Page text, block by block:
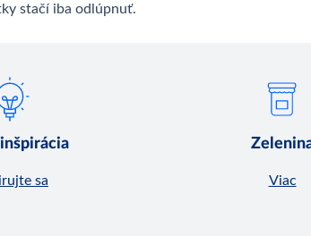
stačí iba odlúpnuť.
sa Viac